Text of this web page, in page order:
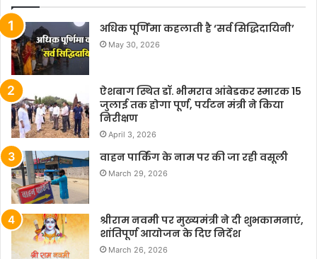
अधिक पूर्णिमा कहलाती है ‘सर्व सिद्धिदायिनी’
May 30, 2026
ऐशबाग स्थित डॉ. भीमराव आंबेडकर स्मारक 15
जुलाई तक होगा पूर्ण, पर्यटन मंत्री ने किया
निरीक्षण
April 3, 2026
वाहन पार्किंग के नाम पर की जा रही वसूली
March 29, 2026
श्रीराम नवमी पर मुख्यमंत्री ने दी शुभकामनाएं,
शांतिपूर्ण आयोजन के दिए निर्देश
March 26, 2026